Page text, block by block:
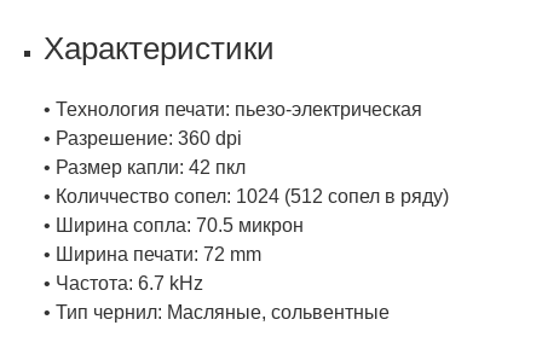
Характеристики
• Технология печати: пьезо-электрическая
• Разрешение: 360 dpi
• Размер капли: 42 пкл
• Количчество сопел: 1024 (512 сопел в ряду)
• Ширина сопла: 70.5 микрон
• Ширина печати: 72 mm
• Частота: 6.7 kHz
• Тип чернил: Масляные, сольвентные